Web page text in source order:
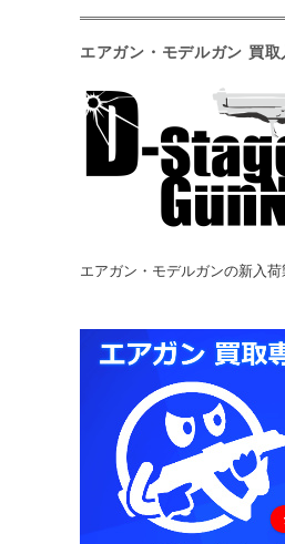
エアガン・モデルガン 買取
エアガン・モデルガンの新入